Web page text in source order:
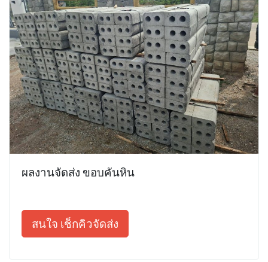
ผลงานจัดส่ง ขอบคันหิน
สนใจ เช็กคิวจัดส่ง